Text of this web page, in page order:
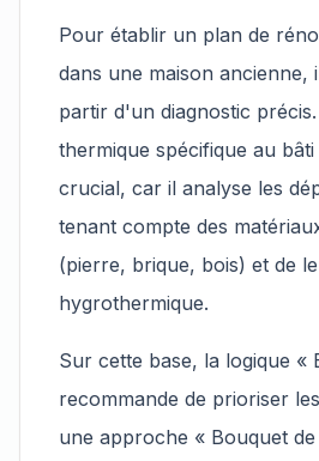
Pour établir un plan de
dans une maison ancienne,
partir d'un diagnostic
thermique spécifique au
crucial, car il analyse les
tenant compte des
(pierre, brique, bois) et de
hygrothermique.
Sur cette base, la logique «
recommande de prioriser
une approche « Bouquet